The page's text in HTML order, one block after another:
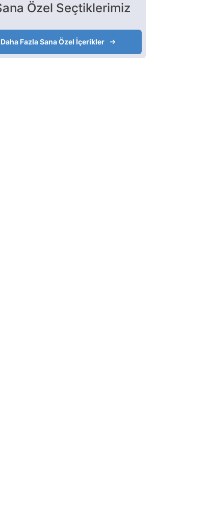
Özel Seçtiklerimiz
Daha Fazla Sana Özel İçerikler